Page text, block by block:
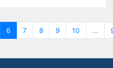
6 7 8 9 10 ...